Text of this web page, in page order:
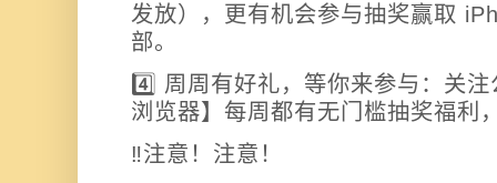
发放），更有机会参与抽奖赢取
部。
4️⃣ 周周有好礼，等你来参与：关
浏览器】每周都有无门槛抽奖福利
‼️注意！注意！